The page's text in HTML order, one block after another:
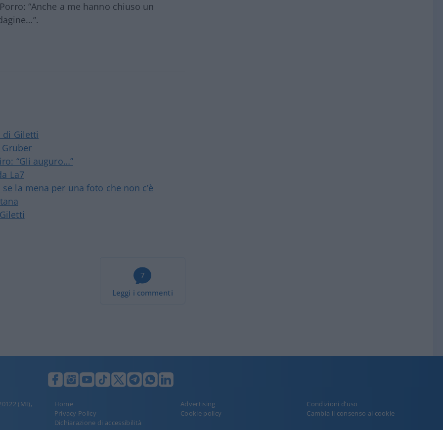
“Anche a me hanno chiuso un
di Giletti
“Gli auguro…”
La7
la mena per una foto che non c’è
7
Leggi i commenti
(MI),
Home Advertising
Condizioni d’uso
Privacy Policy
Cookie policy
Cambia il consenso ai cookie
Dichiarazione di accessibilità